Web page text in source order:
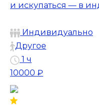
и искупаться — в
Индивидуально
Другое
1 ч
10000 ₽